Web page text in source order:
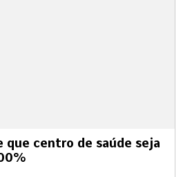
que centro de saúde seja